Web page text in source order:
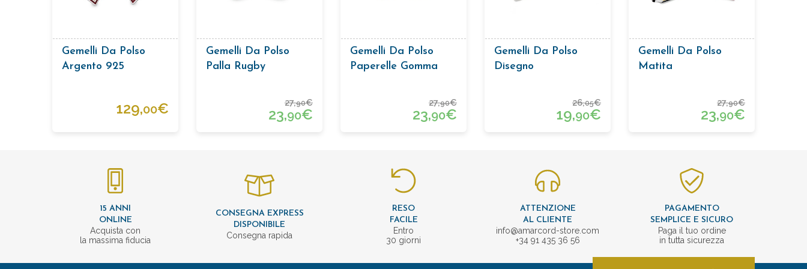
Gemelli Da Polso
Argento 925
129,00€
Gemelli Da Polso
Palla Rugby
27,90€
23,90€
Gemelli Da Polso
Paperelle Gomma
27,90€
23,90€
Gemelli Da Polso
Disegno
26,05€
19,90€
Gemelli Da Polso
Matita
27,90€
23,90€
15 ANNI
ONLINE
Acquista con
la massima fiducia
CONSEGNA EXPRESS
DISPONIBILE
Consegna rapida
RESO
FACILE
Entro
30 giorni
ATTENZIONE
AL CLIENTE
info@amarcord-store.com
+34 91 435 36 56
PAGAMENTO
SEMPLICE E SICURO
Paga il tuo ordine
in tutta sicurezza